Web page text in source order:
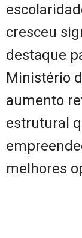
cresceu
destaque
Ministério
aumento
estrutural
melhores